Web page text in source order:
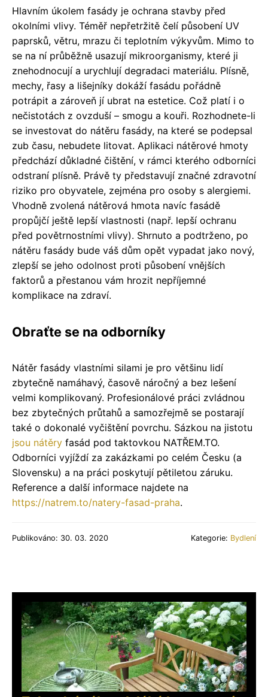
Hlavním úkolem fasády je ochrana stavby před
okolními vlivy. Téměř nepřetržitě čelí působení UV
paprsků, větru, mrazu či teplotním výkyvům. Mimo to
se na ní průběžně usazují mikroorganismy, které ji
znehodnocují a urychlují degradaci materiálu. Plísně,
mechy, řasy a lišejníky dokáží fasádu pořádně
potrápit a zároveň jí ubrat na estetice. Což platí i o
nečistotách z ovzduší – smogu a kouři. Rozhodnete-li
se investovat do nátěru fasády, na které se podepsal
zub času, nebudete litovat. Aplikaci nátěrové hmoty
předchází důkladné čištění, v rámci kterého odborníci
odstraní plísně. Právě ty představují značné zdravotní
riziko pro obyvatele, zejména pro osoby s alergiemi.
Vhodně zvolená nátěrová hmota navíc fasádě
propůjčí ještě lepší vlastnosti (např. lepší ochranu
před povětrnostními vlivy). Shrnuto a podtrženo, po
nátěru fasády bude váš dům opět vypadat jako nový,
zlepší se jeho odolnost proti působení vnějších
faktorů a přestanou vám hrozit nepříjemné
komplikace na zdraví.
Obraťte se na odborníky
Nátěr fasády vlastními silami je pro většinu lidí
zbytečně namáhavý, časově náročný a bez lešení
velmi komplikovaný. Profesionálové práci zvládnou
bez zbytečných průtahů a samozřejmě se postarají
také o dokonalé vyčištění povrchu. Sázkou na jistotu
jsou nátěry fasád pod taktovkou NATŘEM.TO.
Odborníci vyjíždí za zakázkami po celém Česku (a
Slovensku) a na práci poskytují pětiletou záruku.
Reference a další informace najdete na
https://natrem.to/natery-fasad-praha.
Publikováno: 30. 03. 2020 Kategorie: Bydlení